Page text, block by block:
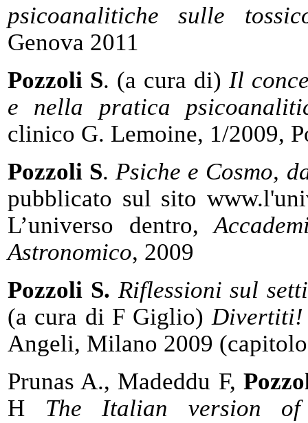
psicoanalitiche sulle
Genova 2011
Pozzoli S. (a cura di) Il
e nella pratica
clinico G. Lemoine, 1/2009,
Pozzoli S. Psiche e Cosmo,
pubblicato sul sito
L’universo dentro,
Astronomico, 2009
Pozzoli S. Riflessioni sul
(a cura di F Giglio) Divertiti!
Angeli, Milano 2009
Prunas A., Madeddu F,
H The Italian version of